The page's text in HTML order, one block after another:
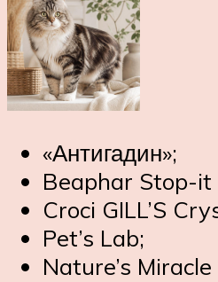
«Антигадин»;
Beaphar Stop-it
Croci GILL’S
Pet’s Lab;
Nature’s